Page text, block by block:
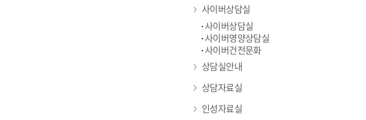
사이버상담실
사이버상담실
사이버영양상담실
사이버건전문화
상담실안내
상담자료실
인성자료실